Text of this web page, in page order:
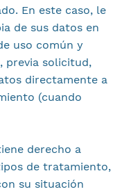
En este caso, le
de sus datos en
uso común y
previa solicitud,
directamente a
(cuando
derecho a
de tratamiento,
su situación